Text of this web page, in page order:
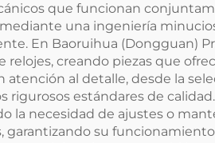
que funcionan
una ingeniería
En Baoruihua (Dongguan)
relojes, creando piezas que
atención al detalle, desde la
rigurosos estándares de
la necesidad de ajustes o
su